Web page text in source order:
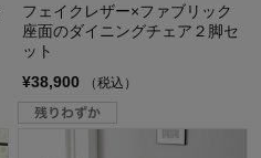
フェイクレザー×ファブリック
座面のダイニングチェア２脚セ
ット
¥38,900
（税込）